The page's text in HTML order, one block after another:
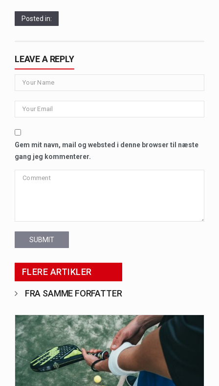
Posted in:
LEAVE A REPLY
Gem mit navn, mail og websted i denne browser til næste
gang jeg kommenterer.
SUBMIT
FLERE ARTIKLER
FRA SAMME FORFATTER